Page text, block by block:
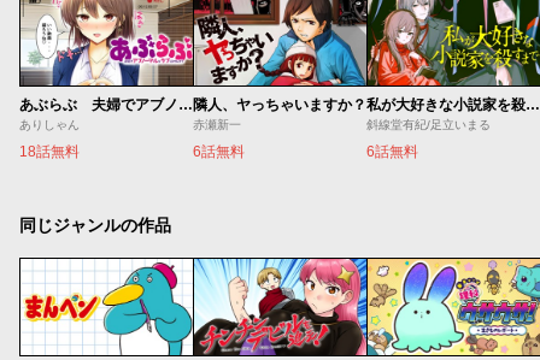
あぶらぶ 夫婦でアブノーマルなラブしませんか？
ありしゃん
18話無料
隣人、ヤっちゃいますか？
赤瀬新一
6話無料
私が大好きな小説家を殺すまで
斜線堂有紀/足立いまる
6話無料
同じジャンルの作品